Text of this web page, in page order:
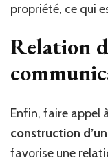
propriété, ce qui
Relation
Enfin, faire appel
construction
favorise une